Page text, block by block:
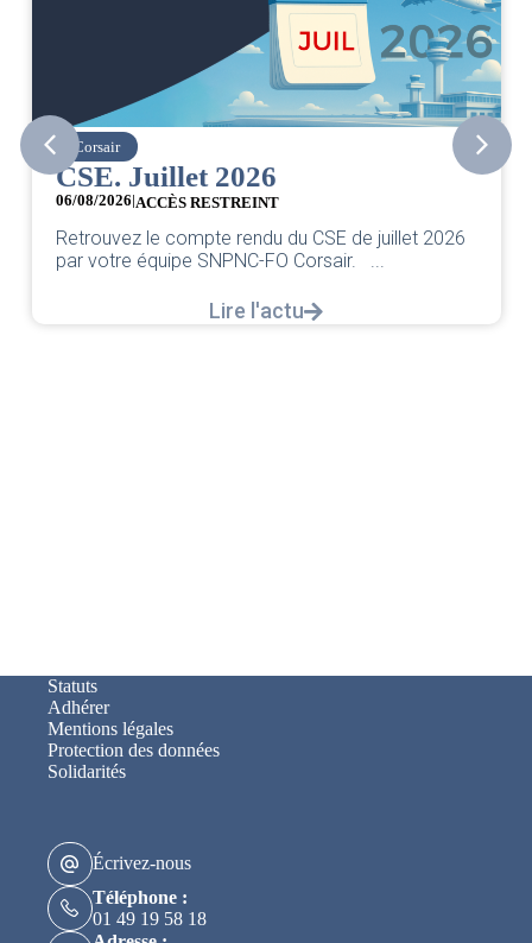
Corsair
CSE. Juillet 2026
06/08/2026|ACCÈS RESTREINT
Retrouvez le compte rendu du CSE de juillet 2026
par votre équipe SNPNC-FO Corsair. ...
Lire l'actu
Statuts
Adhérer
Mentions légales
Protection des données
Solidarités
Écrivez-nous
Téléphone :
01 49 19 58 18